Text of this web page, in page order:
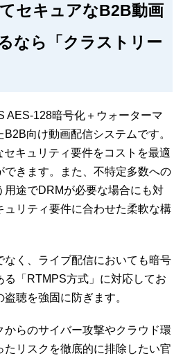
セキュアなB2B動画
なら「クラストリー
AES-128暗号化＋ウォーターマ
向け動画配信システムです。
キュリティ要件をコストを最適
できます。また、不特定多数への
用途でDRMが必要な場合にも対
ュリティ要件に合わせた柔軟な構
なく、ライブ配信においても暗号
る「RTMPS方式」に対応してお
聴を強固に防ぎます。
からのサイバー攻撃やクラウド環
リスクを徹底的に排除したい官